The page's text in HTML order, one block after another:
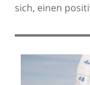
sich, einen